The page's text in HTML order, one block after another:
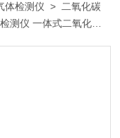
体检测仪 > 二氧化碳
测仪 一体式二氧化碳